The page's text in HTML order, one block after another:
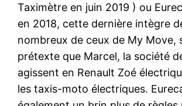
Taximètre en juin 2019 ) ou
en 2018, cette dernière intègre
nombreux de ceux de My Move,
prétexte que Marcel, la société
agissent en Renault Zoé
les taxis-moto électriques.